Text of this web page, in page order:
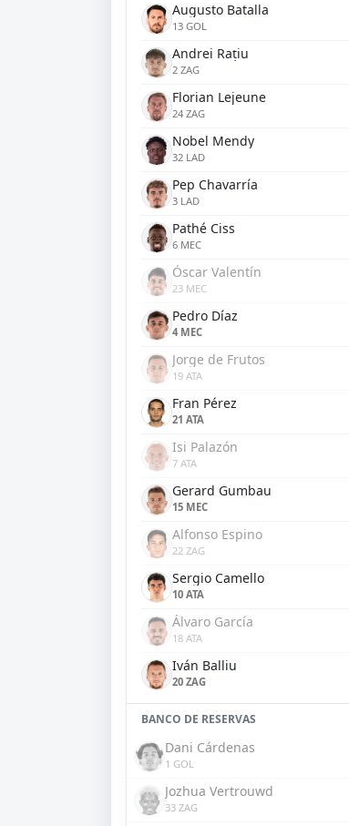
Augusto Batalla
13 GOL
Andrei Rațiu
2 ZAG
Florian Lejeune
24 ZAG
Nobel Mendy
32 LAD
Pep Chavarría
3 LAD
Pathé Ciss
6 MEC
Óscar Valentín
23 MEC
Pedro Díaz
4 MEC
Jorge de Frutos
19 ATA
Fran Pérez
21 ATA
Isi Palazón
7 ATA
Gerard Gumbau
15 MEC
Alfonso Espino
22 ZAG
Sergio Camello
10 ATA
Álvaro García
18 ATA
Iván Balliu
20 ZAG
BANCO DE RESERVAS
Dani Cárdenas
1 GOL
Jozhua Vertrouwd
33 ZAG